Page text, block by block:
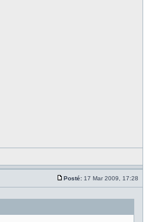
Posté: 17 Mar 2009, 17:28